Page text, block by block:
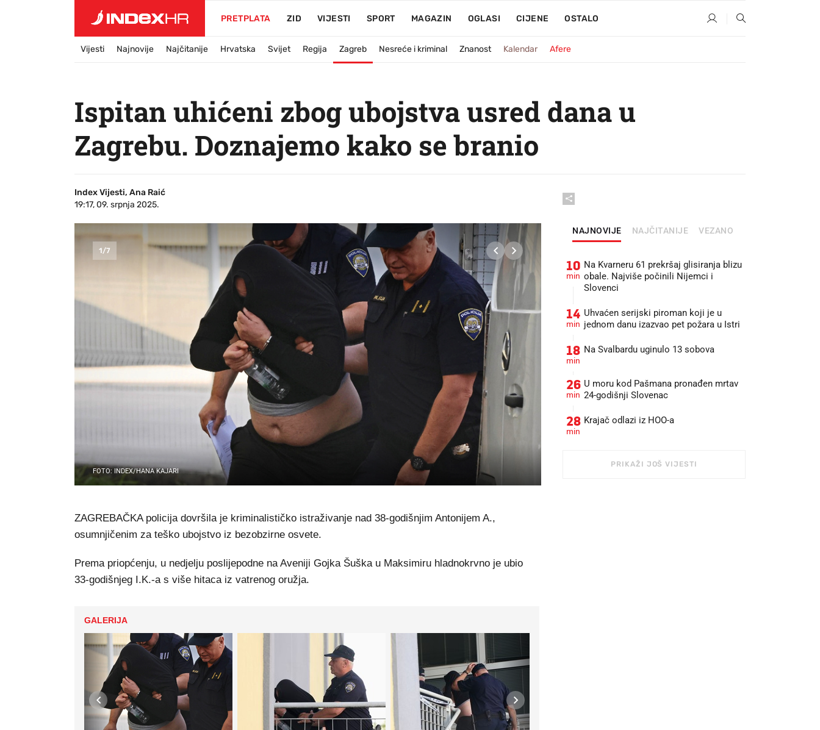
PRETPLATA ZID VIJESTI SPORT MAGAZIN OGLASI CIJENE OSTALO
Vijesti Najnovije Najčitanije Hrvatska Svijet Regija Zagreb Nesreće i kriminal Znanost Kalendar Afere
Ispitan uhićeni zbog ubojstva usred dana u
Zagrebu. Doznajemo kako se branio
Index Vijesti, Ana Raić
19:17, 09. srpnja 2025.
1/7
FOTO: INDEX/HANA KAJARI
ZAGREBAČKA policija dovršila je kriminalističko istraživanje nad 38-godišnjim Antonijem A.,
osumnjičenim za teško ubojstvo iz bezobzirne osvete.
Prema priopćenju, u nedjelju poslijepodne na Aveniji Gojka Šuška u Maksimiru hladnokrvno je ubio
33-godišnjeg I.K.-a s više hitaca iz vatrenog oružja.
GALERIJA
NAJNOVIJE NAJČITANIJE VEZANO
10
min
Na Kvarneru 61 prekršaj glisiranja blizu
obale. Najviše počinili Nijemci i
Slovenci
14
min
Uhvaćen serijski piroman koji je u
jednom danu izazvao pet požara u Istri
18
min
Na Svalbardu uginulo 13 sobova
26
min
U moru kod Pašmana pronađen mrtav
24-godišnji Slovenac
28
min
Krajač odlazi iz HOO-a
PRIKAŽI JOŠ VIJESTI